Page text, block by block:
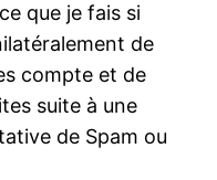
que je fais si
de
compte et de
suite à une
de Spam ou